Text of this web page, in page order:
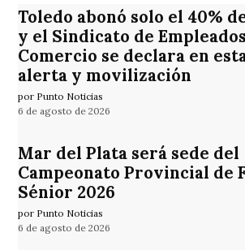
Toledo abonó solo el 40%
y el Sindicato de
Comercio se declara en
alerta y movilización
por Punto Noticias
6 de agosto de 2026
Mar del Plata será sede del
Campeonato Provincial de
Sénior 2026
por Punto Noticias
6 de agosto de 2026